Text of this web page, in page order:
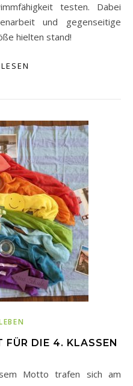
testen. Dabei
und gegenseitige
hielten stand!
DIE 4. KLASSEN